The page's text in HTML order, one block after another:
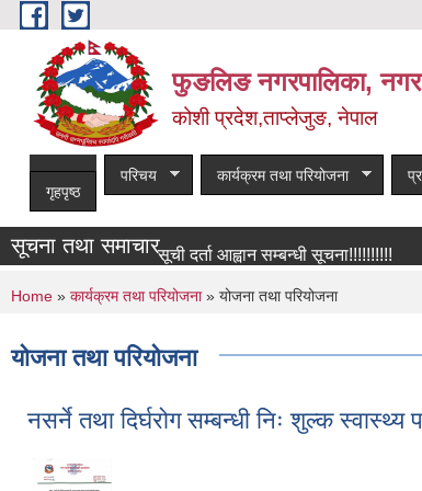
Skip to main content
फुङलिङ नगरपालिका, नगर
कोशी प्रदेश,ताप्लेजुङ, नेपाल
गृहपृष्ठ
परिचय कार्यक्रम तथा परियोजना
सूचना तथा समाचारसूची दर्ता आह्वान सम्बन्धी सूचना!!!!!!!!!!
You are here
Home » कार्यक्रम तथा परियोजना» योजना तथा परियोजना
योजना तथा परियोजना
नसर्ने तथा दिर्घरोग सम्बन्धी निः शुल्क स्वास्थ्य